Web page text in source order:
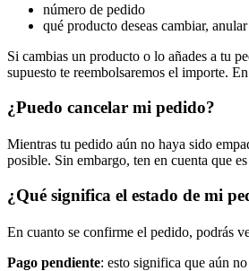
número de pedido
qué producto deseas cambiar,
Si cambias un producto o lo añades a tu
supuesto te reembolsaremos el importe.
¿Puedo cancelar mi pedido?
Mientras tu pedido aún no haya sido
posible. Sin embargo, ten en cuenta que
¿Qué significa el estado de mi
En cuanto se confirme el pedido, podrás
Pago pendiente: esto significa que aún